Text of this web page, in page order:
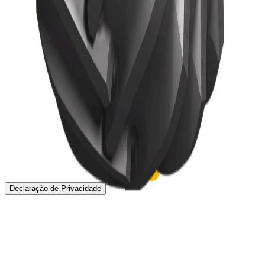
Pneus TBR
Notícias
Localização
Contato
Declaração de Privacidade